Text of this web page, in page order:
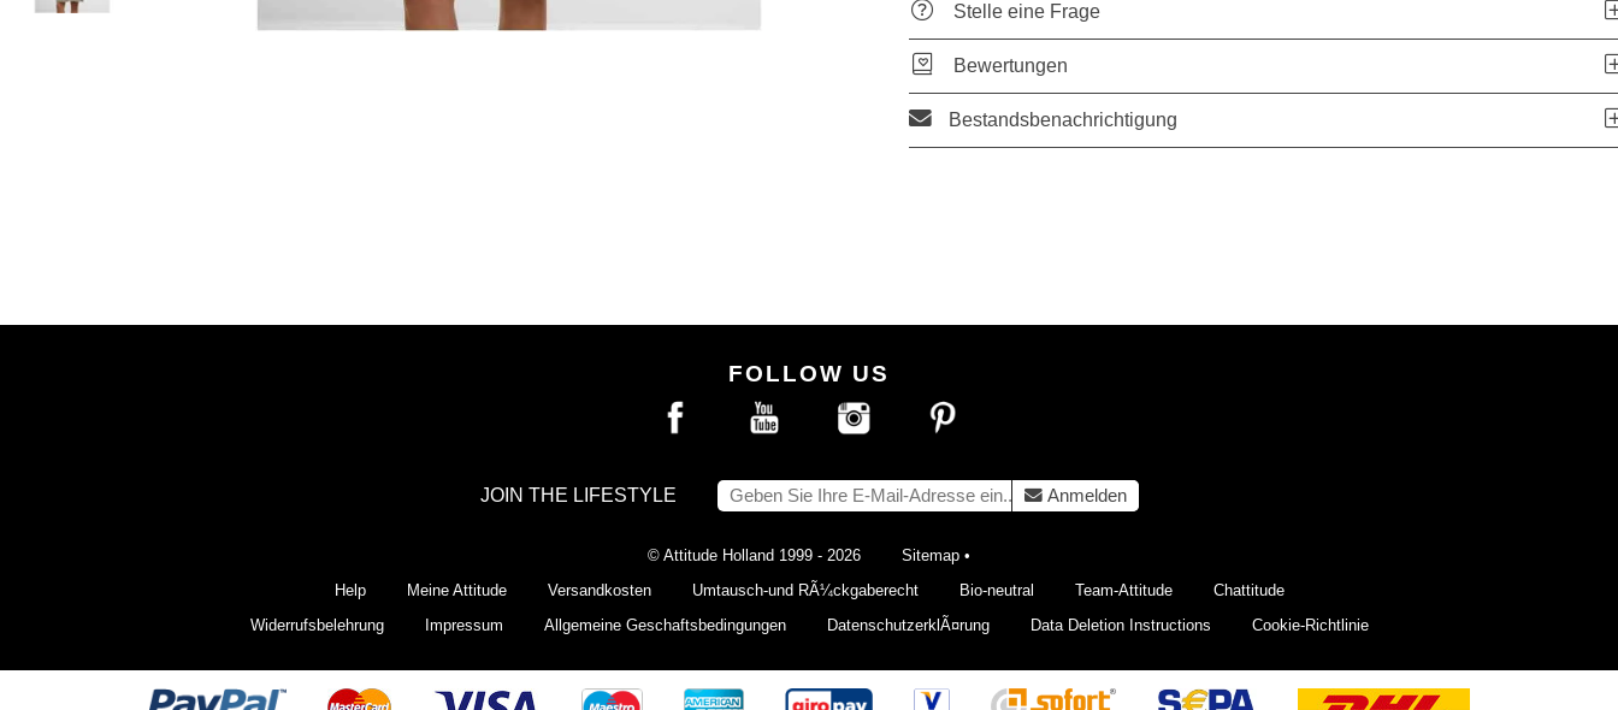
Stelle eine Frage
Bewertungen
Bestandsbenachrichtigung
FOLLOW US
JOIN THE LIFESTYLE Anmelden
© Attitude Holland 1999 - 2026 Sitemap •
Help
Meine Attitude Versandkosten Umtausch-und RÃ¼ckgaberecht Bio-neutral Team-Attitude
Chattitude
Widerrufsbelehrung
Impressum Allgemeine Geschaftsbedingungen DatenschutzerklÃ¤rung Data Deletion Instructions Cookie-Richtlinie